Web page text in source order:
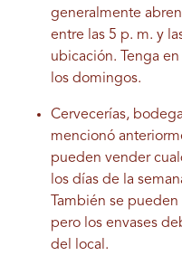
generalmente
entre las 5 p. m. y
ubicación. Tenga
los domingos.
Cervecerías,
mencionó
pueden vender
los días de la
También se
pero los envases
del local.